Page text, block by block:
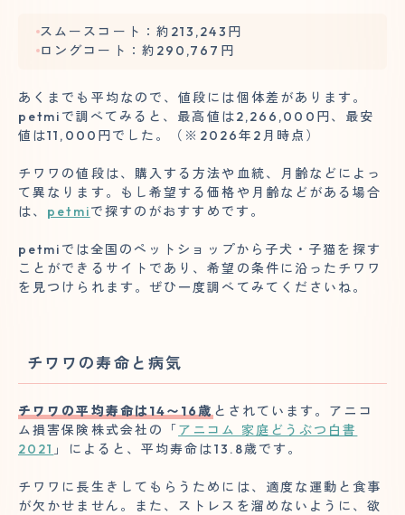
スムースコート：約213,243円
ロングコート：約290,767円
あくまでも平均なので、値段には個体差があります。
petmiで調べてみると、最高値は2,266,000円、最安
値は11,000円でした。（※2026年2月時点）
チワワの値段は、購入する方法や血統、月齢などによっ
て異なります。もし希望する価格や月齢などがある場合
は、 petmiで探すのがおすすめです。
petmiでは全国のペットショップから子犬・子猫を探す
ことができるサイトであり、希望の条件に沿ったチワワ
を見つけられます。ぜひ一度調べてみてくださいね。
チワワの寿命と病気
チワワの平均寿命は14〜16歳 とされています。アニコ
ム損害保険株式会社の「アニコム 家庭どうぶつ白書
2021 」によると、平均寿命は13.8歳です。
チワワに長生きしてもらうためには、適度な運動と食事
が欠かせません。また、ストレスを溜めないように、欲